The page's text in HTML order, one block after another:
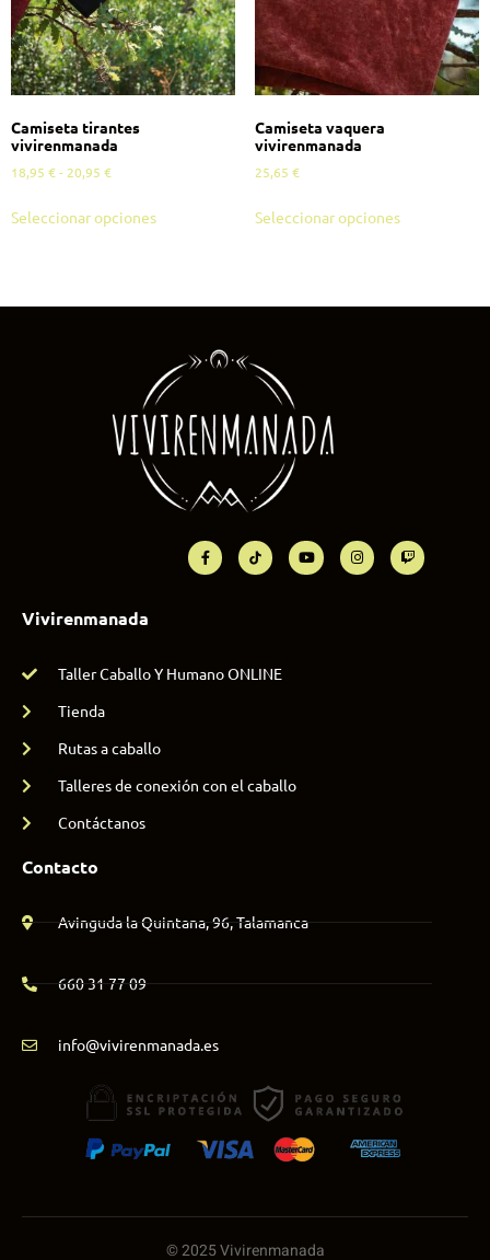
Camiseta tirantes
vivirenmanada
18,95 €- 20,95 €
Seleccionar opciones
Camiseta vaquera
vivirenmanada
25,65 €
Seleccionar opciones
Vivirenmanada
Taller Caballo Y Humano ONLINE
Tienda
Rutas a caballo
Talleres de conexión con el caballo
Contáctanos
Contacto
Avinguda la Quintana, 96, Talamanca
660 31 77 09
info@vivirenmanada.es
© 2025 Vivirenmanada